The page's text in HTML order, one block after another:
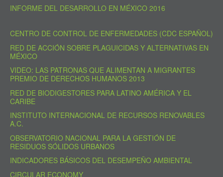
INFORME DEL DESARROLLO EN MÉXICO 2016
CENTRO DE CONTROL DE ENFERMEDADES (CDC ESPAÑOL)
RED DE ACCIÓN SOBRE PLAGUICIDAS Y ALTERNATIVAS EN
MÉXICO
VIDEO: LAS PATRONAS QUE ALIMENTAN A MIGRANTES
PREMIO DE DERECHOS HUMANOS 2013
RED DE BIODIGESTORES PARA LATINO AMÉRICA Y EL
CARIBE
INSTITUTO INTERNACIONAL DE RECURSOS RENOVABLES
A.C.
OBSERVATORIO NACIONAL PARA LA GESTIÓN DE
RESIDUOS SÓLIDOS URBANOS
INDICADORES BÁSICOS DEL DESEMPEÑO AMBIENTAL
CIRCULAR ECONOMY